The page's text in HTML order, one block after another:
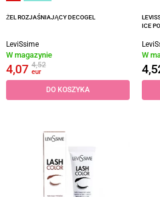
ŻEL ROZJAŚNIAJĄCY DECOGEL
LeviSsime
W magazynie
4,07 4,52
eur
DO KOSZYKA
ICE
W